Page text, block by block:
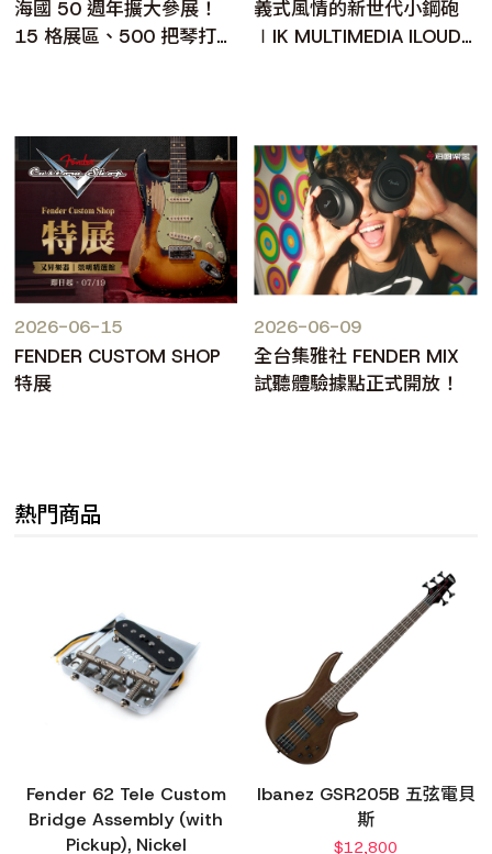
海國 50 週年擴大參展！
15 格展區、500 把琴打造
義式風情的新世代小鋼砲
∣IK MULTIMEDIA ILOUD
2026-06-15
FENDER CUSTOM SHOP
特展
2026-06-09
全台集雅社 FENDER MIX
試聽體驗據點正式開放！
熱門商品
Fender 62 Tele Custom
Bridge Assembly (with
Pickup), Nickel
Ibanez GSR205B 五弦電貝
斯
$12,800